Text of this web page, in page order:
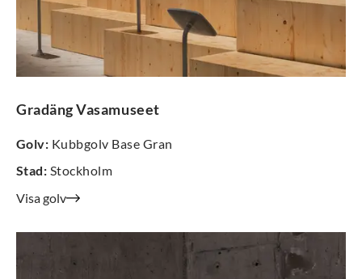
Gradäng Vasamuseet
Golv: Kubbgolv Base Gran
Stad: Stockholm
Visa golv